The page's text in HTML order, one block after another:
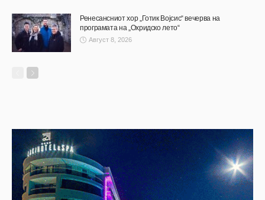
Ренесансниот хор „Готик Војсис“ вечерва на
програмата на „Охридско лето“
Август 8, 2026